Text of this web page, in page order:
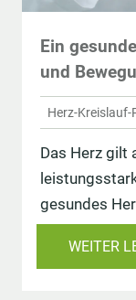
Ein
und
Herz-Kreislauf-
Das Herz gilt
gesundes
WEITER